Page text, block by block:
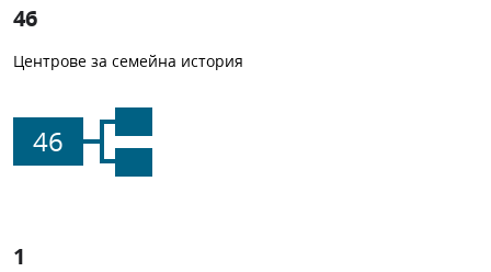
46
Центрове за семейна история
46
1